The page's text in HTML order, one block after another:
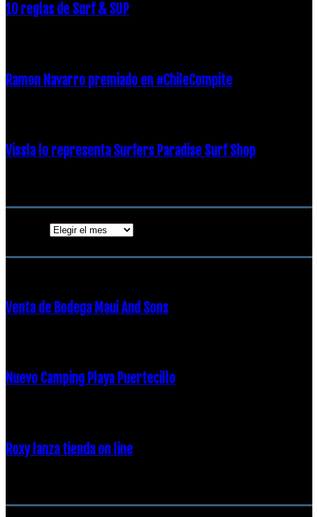
10 reglas de Surf & SUP
Ramon Navarro premiado en #ChileCompite
Vissla lo representa Surfers Paradise Surf Shop
Venta de Bodega Maui And Sons
Nuevo Camping Playa Puertecillo
Roxy lanza tienda on line